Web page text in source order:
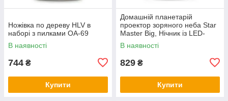
Ножівка по дереву HLV в
наборі з пилками OA-69
В наявності
744 ₴
Купити
Домашній планетарій
проектор зоряного неба Star
Master Big, Нічник із LED-
підсвічуванням від USB QX-
45
В наявності
829 ₴
Купити